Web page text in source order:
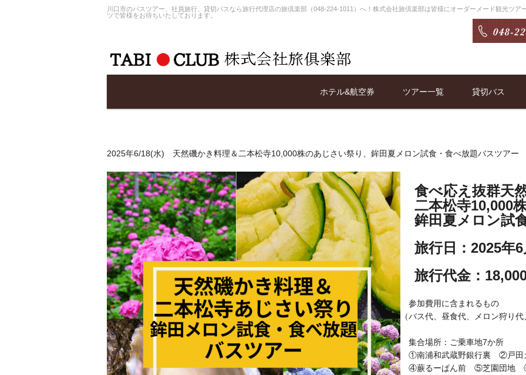
川口市のバスツアー、社員旅行、貸切バスなら旅行代理店の旅倶楽部（048-224-1011）へ！株式会社旅倶楽部は皆様にオーダーメード観光ツ
ツで皆様をお待ちいたしております。
ホテル&航空券 ツアー一覧 貸切バス
2025年6/18(水) 天然磯かき料理＆二本松寺10,000株のあじさい祭り、鉾田夏メロン試食・食べ放題バスツアー
食べ応え抜群天
二本松寺10,000
鉾田夏メロン試
旅行日：2025年6
旅行代金：
参加費用に含まれるもの
（バス代、昼食代、メロン狩り
集合場所：ご乗車地7か所
①南浦和武蔵野銀行裏 ②戸田
④蕨るーぱん前 ⑤芝園団地